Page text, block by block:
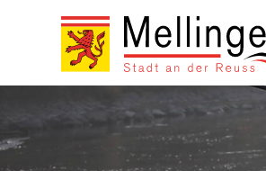
Navigieren in
Schnellnavigation